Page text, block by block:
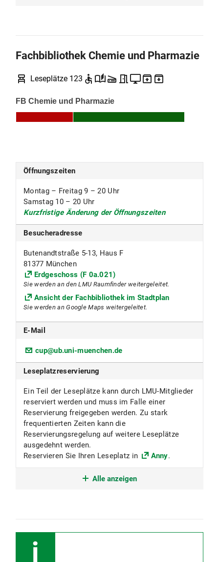
Fachbibliothek Chemie und Pharmazie
chair_alt Leseplätze 123 accessible auto_storiesscanner meeting_room desktop_windowsunarchive archive
Öffnungszeiten
Montag – Freitag 9 – 20 Uhr
Samstag 10 – 20 Uhr
Kurzfristige Änderung der Öffnungszeiten
Besucheradresse
Butenandtstraße 5-13, Haus F
81377 München
Erdgeschoss (F 0a.021)
Sie werden an den LMU Raumfinder weitergeleitet.
Ansicht der Fachbibliothek im Stadtplan
Sie werden an Google Maps weitergeleitet.
E-Mail
cup@ub.uni-muenchen.de
Leseplatzreservierung
Ein Teil der Leseplätze kann durch LMU-Mitglieder
reserviert werden und muss im Falle einer
Reservierung freigegeben werden. Zu stark
frequentierten Zeiten kann die
Reservierungsregelung auf weitere Leseplätze
ausgedehnt werden.
Reservieren Sie Ihren Leseplatz in
Anny.
Standortnummern
Biochemie, Chemie, Pharmazie
Alle anzeigen